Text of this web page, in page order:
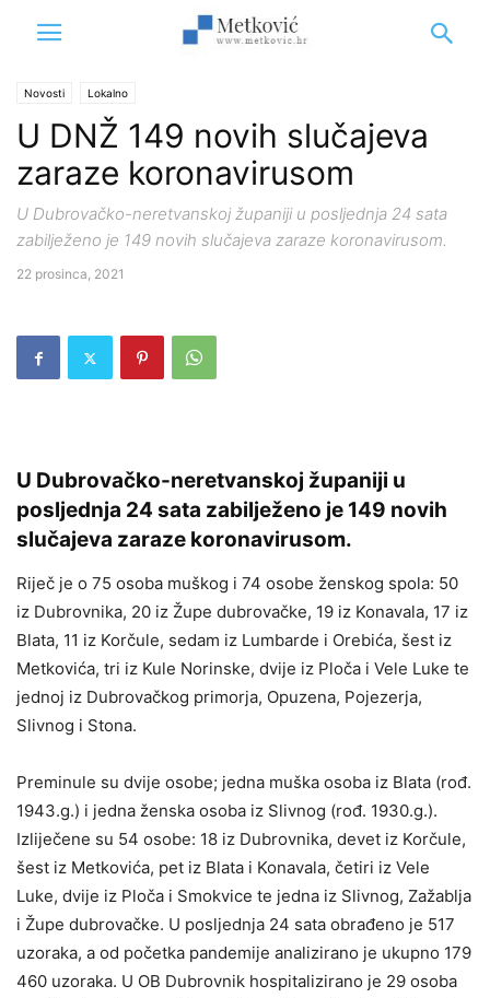
Novosti Lokalno
U DNŽ 149 novih slučajeva
zaraze koronavirusom
U Dubrovačko-neretvanskoj županiji u posljednja 24 sata
zabilježeno je 149 novih slučajeva zaraze koronavirusom.
22 prosinca, 2021
U Dubrovačko-neretvanskoj županiji u
posljednja 24 sata zabilježeno je 149 novih
slučajeva zaraze koronavirusom.
Riječ je o 75 osoba muškog i 74 osobe ženskog spola: 50
iz Dubrovnika, 20 iz Župe dubrovačke, 19 iz Konavala, 17 iz
Blata, 11 iz Korčule, sedam iz Lumbarde i Orebića, šest iz
Metkovića, tri iz Kule Norinske, dvije iz Ploča i Vele Luke te
jednoj iz Dubrovačkog primorja, Opuzena, Pojezerja,
Slivnog i Stona.
Preminule su dvije osobe; jedna muška osoba iz Blata (rođ.
1943.g.) i jedna ženska osoba iz Slivnog (rođ. 1930.g.).
Izliječene su 54 osobe: 18 iz Dubrovnika, devet iz Korčule,
šest iz Metkovića, pet iz Blata i Konavala, četiri iz Vele
Luke, dvije iz Ploča i Smokvice te jedna iz Slivnog, Zažablja
i Župe dubrovačke. U posljednja 24 sata obrađeno je 517
uzoraka, a od početka pandemije analizirano je ukupno 179
460 uzoraka. U OB Dubrovnik hospitalizirano je 29 osoba